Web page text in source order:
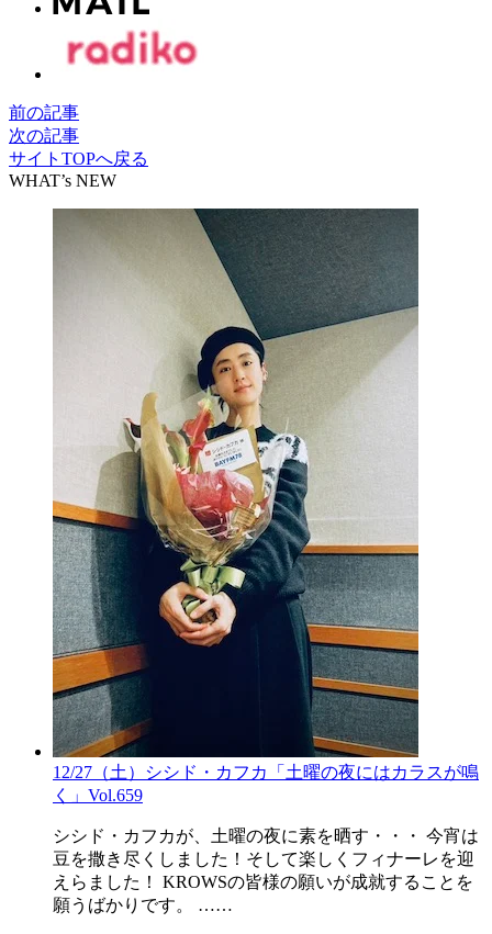
前の記事
次の記事
サイトTOPへ戻る
WHAT’s NEW
12/27（土）シシド・カフカ「土曜の夜にはカラスが鳴
く」Vol.659
シシド・カフカが、土曜の夜に素を晒す・・・ 今宵は
豆を撒き尽くしました！そして楽しくフィナーレを迎
えらました！ KROWSの皆様の願いが成就することを
願うばかりです。 ……